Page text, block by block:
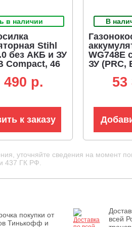
в наличии
Stihl
без АКБ и ЗУ
Compact, 46
490 p.
к заказу
В
WG748E
ЗУ (PRC,
53
уточняйте сведения на момент
437 ГК РФ.
покупки от
Тинькофф и
всей